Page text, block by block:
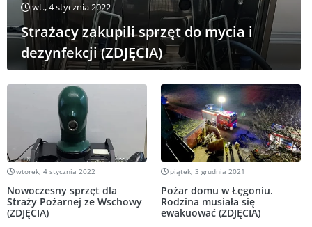
wt., 4 stycznia 2022
Strażacy zakupili sprzęt do mycia i
dezynfekcji (ZDJĘCIA)
wtorek, 4 stycznia 2022
Nowoczesny sprzęt dla
Straży Pożarnej ze Wschowy
(ZDJĘCIA)
piątek, 3 grudnia 2021
Pożar domu w Łęgoniu.
Rodzina musiała się
ewakuować (ZDJĘCIA)